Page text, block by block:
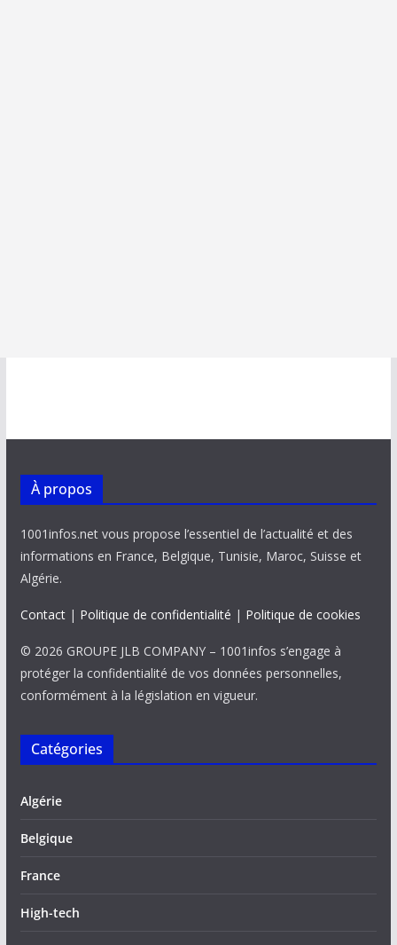
À propos
1001infos.net vous propose l’essentiel de l’actualité et des
informations en France, Belgique, Tunisie, Maroc, Suisse et
Algérie.
Contact| Politique de confidentialité | Politique de cookies
© 2026 GROUPE JLB COMPANY – 1001infos s’engage à
protéger la confidentialité de vos données personnelles,
conformément à la législation en vigueur.
Catégories
Algérie
Belgique
France
High-tech